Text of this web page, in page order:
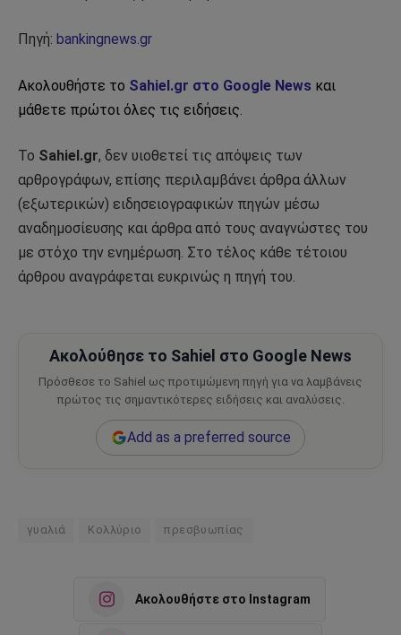
Πηγή: bankingnews.gr
Ακολουθήστε το Sahiel.gr στο Google News και
μάθετε πρώτοι όλες τις ειδήσεις.
Το Sahiel.gr, δεν υιοθετεί τις απόψεις των
αρθρογράφων, επίσης περιλαμβάνει άρθρα άλλων
(εξωτερικών) ειδησειογραφικών πηγών μέσω
αναδημοσίευσης και άρθρα από τους αναγνώστες του
με στόχο την ενημέρωση. Στο τέλος κάθε τέτοιου
άρθρου αναγράφεται ευκρινώς η πηγή του.
Ακολούθησε το Sahiel στο Google News
Πρόσθεσε το Sahiel ως προτιμώμενη πηγή για να λαμβάνεις
πρώτος τις σημαντικότερες ειδήσεις και αναλύσεις.
Add as a preferred source
γυαλιά Κολλύριο πρεσβυωπίας
Ακολουθήστε στο Instagram